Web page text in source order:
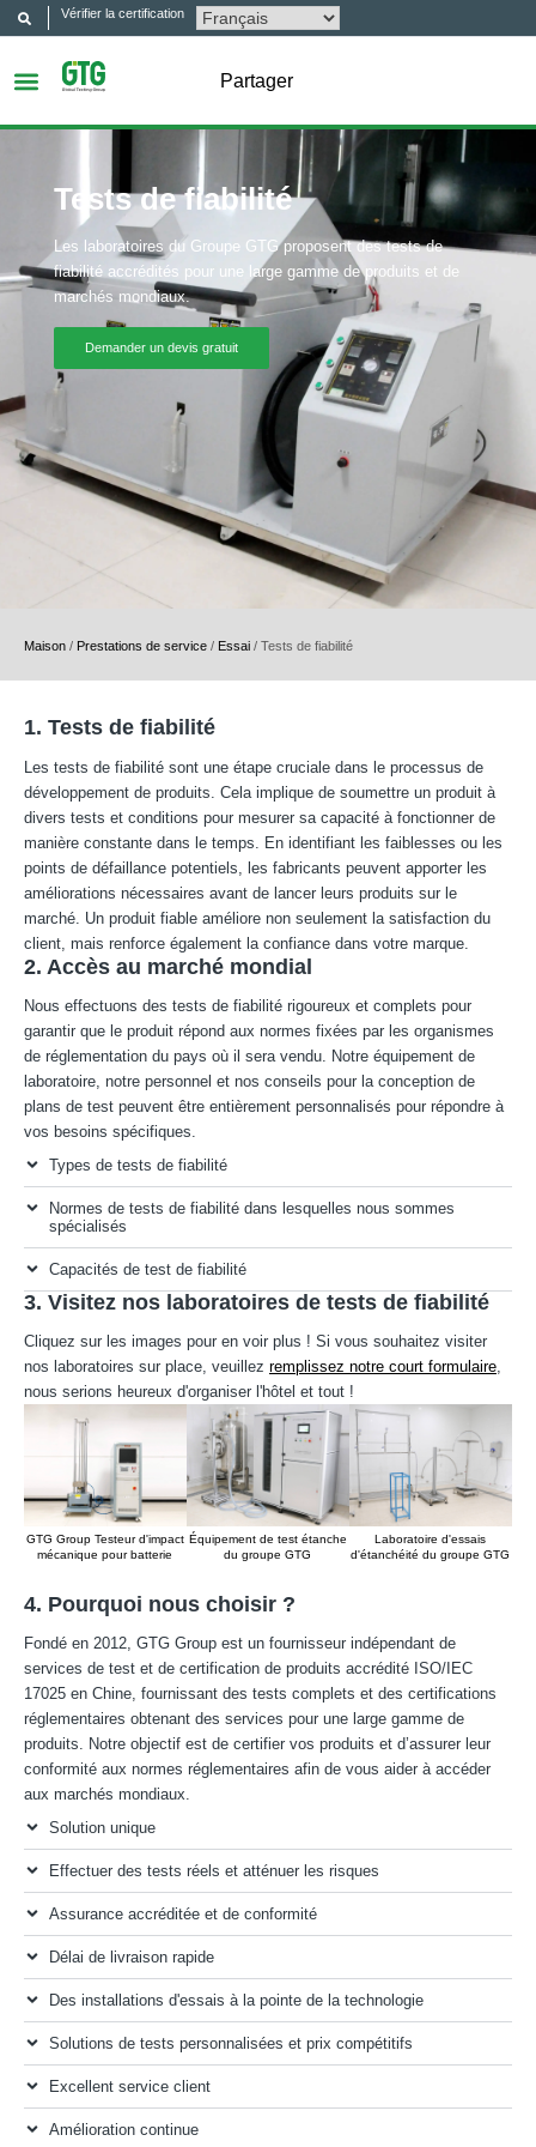
Vérifier la certification
Partager
Tests de fiabilité
Les laboratoires du Groupe GTG proposent des tests de
fiabilité accrédités pour une large gamme de produits et de
marchés mondiaux.
Demander un devis gratuit
Maison / Prestations de service / Essai / Tests de fiabilité
1. Tests de fiabilité
Les tests de fiabilité sont une étape cruciale dans le processus de
développement de produits. Cela implique de soumettre un produit à
divers tests et conditions pour mesurer sa capacité à fonctionner de
manière constante dans le temps. En identifiant les faiblesses ou les
points de défaillance potentiels, les fabricants peuvent apporter les
améliorations nécessaires avant de lancer leurs produits sur le
marché. Un produit fiable améliore non seulement la satisfaction du
client, mais renforce également la confiance dans votre marque.
2. Accès au marché mondial
Nous effectuons des tests de fiabilité rigoureux et complets pour
garantir que le produit répond aux normes fixées par les organismes
de réglementation du pays où il sera vendu. Notre équipement de
laboratoire, notre personnel et nos conseils pour la conception de
plans de test peuvent être entièrement personnalisés pour répondre à
vos besoins spécifiques.
Types de tests de fiabilité
Normes de tests de fiabilité dans lesquelles nous sommes
spécialisés
Capacités de test de fiabilité
3. Visitez nos laboratoires de tests de fiabilité
Cliquez sur les images pour en voir plus ! Si vous souhaitez visiter
nos laboratoires sur place, veuillez remplissez notre court formulaire,
nous serions heureux d'organiser l'hôtel et tout !
GTG Group Testeur d'impact
mécanique pour batterie
Équipement de test étanche
du groupe GTG
Laboratoire d'essais
d'étanchéité du groupe GTG
4. Pourquoi nous choisir ?
Fondé en 2012, GTG Group est un fournisseur indépendant de
services de test et de certification de produits accrédité ISO/IEC
17025 en Chine, fournissant des tests complets et des certifications
réglementaires obtenant des services pour une large gamme de
produits. Notre objectif est de certifier vos produits et d’assurer leur
conformité aux normes réglementaires afin de vous aider à accéder
aux marchés mondiaux.
Solution unique
Effectuer des tests réels et atténuer les risques
Assurance accréditée et de conformité
Délai de livraison rapide
Des installations d'essais à la pointe de la technologie
Solutions de tests personnalisées et prix compétitifs
Excellent service client
Amélioration continue